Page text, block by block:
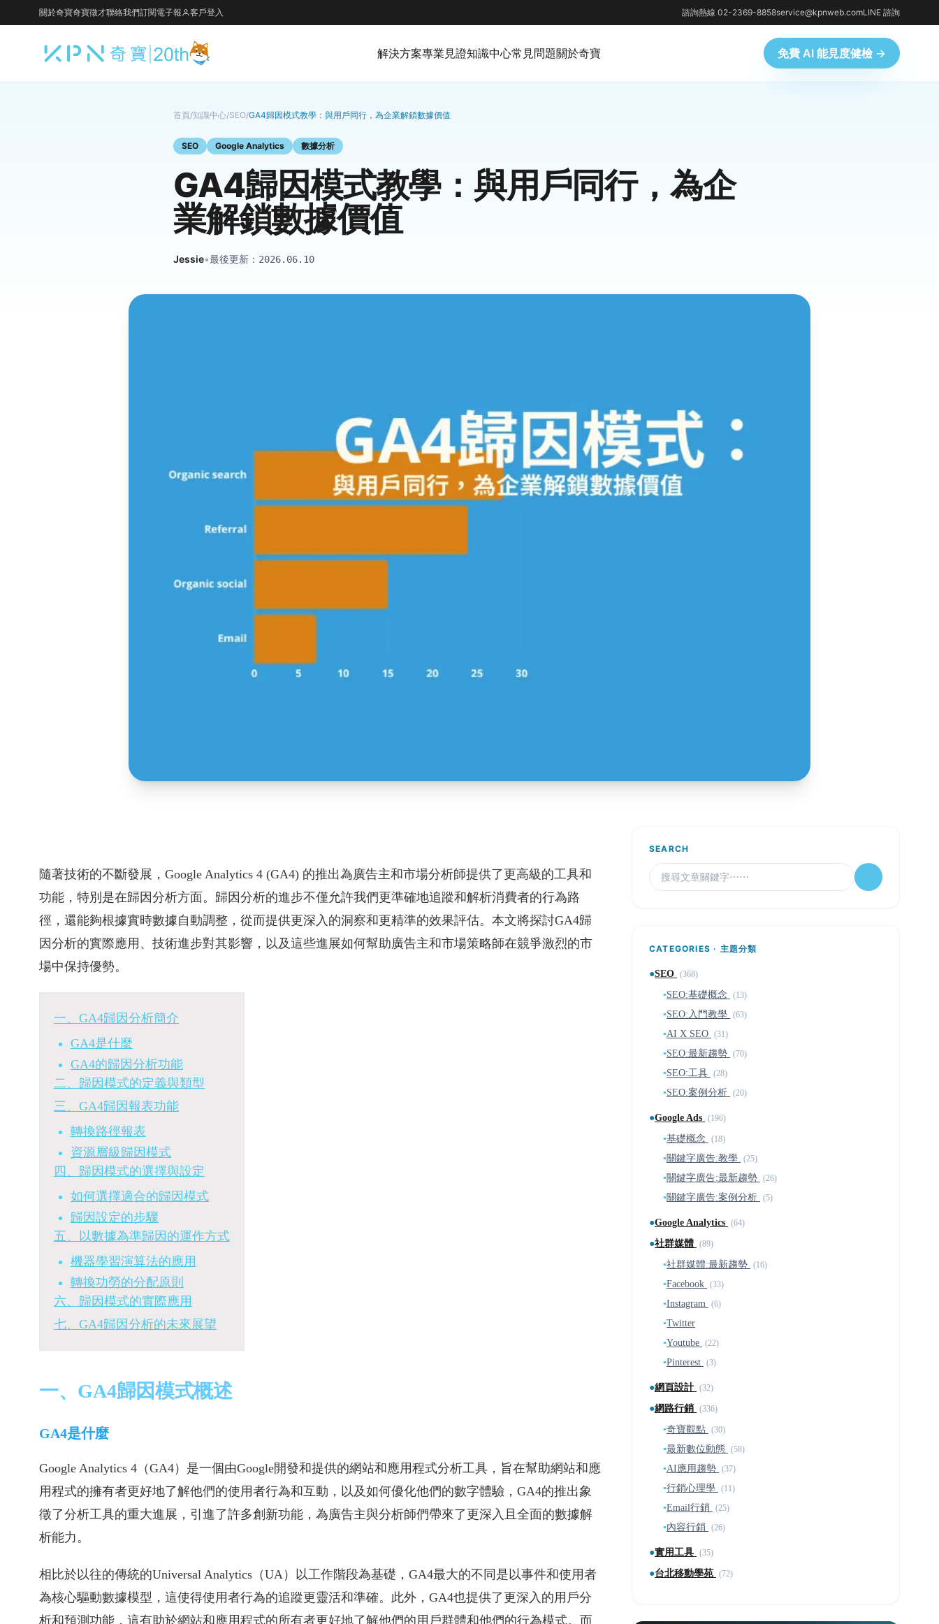
關於奇寶奇寶徵才聯絡我們訂閱電子報 客戶登入 諮詢熱線 02-2369-8858service@kpnweb.comLINE 諮詢
解決方案專業見證知識中心常見問題關於奇寶 免費 AI 能見度健檢 →
首頁/知識中心/SEO/GA4歸因模式教學：與用戶同行，為企業解鎖數據價值
SEO Google Analytics 數據分析
GA4歸因模式教學：與用戶同行，為企
業解鎖數據價值
Jessie•最後更新： 2026.06.10
隨著技術的不斷發展，Google Analytics 4 (GA4) 的推出為廣告主和市場分析師提供了更高級的工具和
功能，特別是在歸因分析方面。歸因分析的進步不僅允許我們更準確地追蹤和解析消費者的行為路
徑，還能夠根據實時數據自動調整，從而提供更深入的洞察和更精準的效果評估。本文將探討GA4歸
因分析的實際應用、技術進步對其影響，以及這些進展如何幫助廣告主和市場策略師在競爭激烈的市
場中保持優勢。
一、GA4歸因分析簡介
GA4是什麼
GA4的歸因分析功能
二、歸因模式的定義與類型
三、GA4歸因報表功能
轉換路徑報表
資源層級歸因模式
四、歸因模式的選擇與設定
如何選擇適合的歸因模式
歸因設定的步驟
五、以數據為準歸因的運作方式
機器學習演算法的應用
轉換功勞的分配原則
六、歸因模式的實際應用
七、GA4歸因分析的未來展望
一、GA4歸因模式概述
GA4是什麼
Google Analytics 4（GA4）是一個由Google開發和提供的網站和應用程式分析工具，旨在幫助網站和應
用程式的擁有者更好地了解他們的使用者行為和互動，以及如何優化他們的數字體驗，GA4的推出象
徵了分析工具的重大進展，引進了許多創新功能，為廣告主與分析師們帶來了更深入且全面的數據解
析能力。
相比於以往的傳統的Universal Analytics（UA）以工作階段為基礎，GA4最大的不同是以事件和使用者
為核心驅動數據模型，這使得使用者行為的追蹤更靈活和準確。此外，GA4也提供了更深入的用戶分
析和預測功能，這有助於網站和應用程式的所有者更好地了解他們的用戶群體和他們的行為模式。而
SEARCH
CATEGORIES · 主題分類
●SEO (368)
▪SEO:基礎概念 (13)
▪SEO:入門教學 (63)
▪AI X SEO (31)
▪SEO:最新趨勢 (70)
▪SEO:工具 (28)
▪SEO:案例分析 (20)
●Google Ads (196)
▪基礎概念 (18)
▪關鍵字廣告:教學 (25)
▪關鍵字廣告:最新趨勢 (26)
▪關鍵字廣告:案例分析 (5)
●Google Analytics (64)
●社群媒體 (89)
▪社群媒體:最新趨勢 (16)
▪Facebook (33)
▪Instagram (6)
▪Twitter
▪Youtube (22)
▪Pinterest (3)
●網頁設計 (32)
●網路行銷 (336)
▪奇寶觀點 (30)
▪最新數位動態 (58)
▪AI應用趨勢 (37)
▪行銷心理學 (11)
▪Email行銷 (25)
▪內容行銷 (26)
●實用工具 (35)
●台北移動學苑 (72)